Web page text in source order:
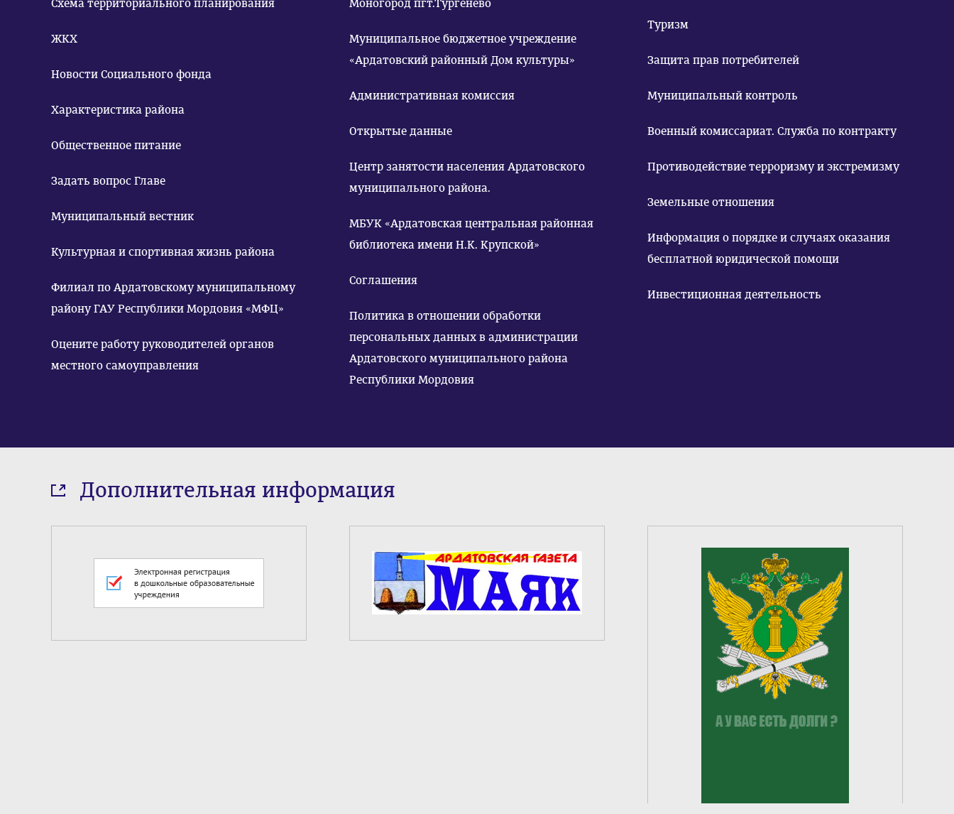
Схема территориального планирования
ЖКХ
Новости Социального фонда
Характеристика района
Общественное питание
Задать вопрос Главе
Муниципальный вестник
Культурная и спортивная жизнь района
Филиал по Ардатовскому муниципальному
району ГАУ Республики Мордовия «МФЦ»
Оцените работу руководителей органов
местного самоуправления
Моногород пгт.Тургенево
Муниципальное бюджетное учреждение
«Ардатовский районный Дом культуры»
Административная комиссия
Открытые данные
Центр занятости населения Ардатовского
муниципального района.
МБУК «Ардатовская центральная районная
библиотека имени Н.К. Крупской»
Соглашения
Политика в отношении обработки
персональных данных в администрации
Ардатовского муниципального района
Республики Мордовия
Туризм
Защита прав потребителей
Муниципальный контроль
Военный комиссариат. Служба по контракту
Противодействие терроризму и экстремизму
Земельные отношения
Информация о порядке и случаях оказания
бесплатной юридической помощи
Инвестиционная деятельность
Дополнительная информация